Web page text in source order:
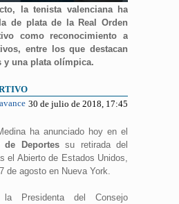
la tenista valenciana ha
de plata de la Real Orden
como reconocimiento a
entre los que destacan
y una plata olímpica.
30 de julio de 2018, 17:45
ha anunciado hoy en el
de Deportessu retirada del
el Abierto de Estados Unidos,
de agosto en Nueva York.
la Presidenta del Consejo